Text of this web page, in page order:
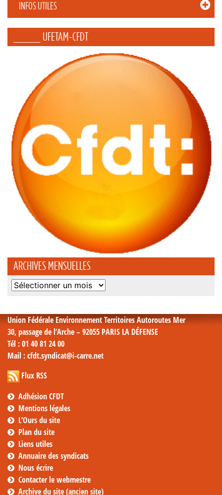
INFOS UTILES
_____ UFETAM-CFDT
ARCHIVES MENSUELLES
Archives
Union Fédérale Environnement Territoires Autoroutes Mer
30, passage de l’Arche – 92055 PARIS LA DÉFENSE
Tél : 01 40 81 24 00
Mail : cfdt.syndicat@i-carre.net
Flux RSS
Adhésion CFDT
Mentions légales
L’Ours du site
Plan du site
Liens utiles
Annuaire des syndicats
Nous écrire
Contacter le webmestre
Archive du site (ancien site)